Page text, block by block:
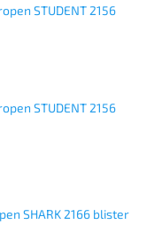
STUDENT 2156
STUDENT 2156
SHARK 2166 blister